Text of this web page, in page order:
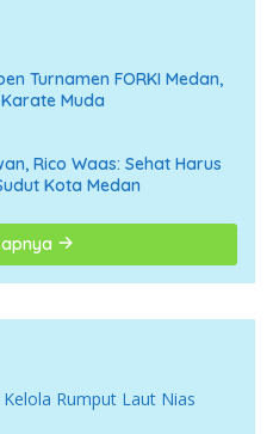
Turnamen FORKI Medan,
Muda
Rico Waas: Sehat Harus
Kota Medan